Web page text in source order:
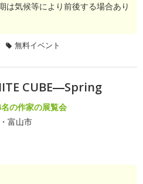
は気候等により前後する場合あり
無料イベント
CUBE―Spring
の作家の展覧会
富山市